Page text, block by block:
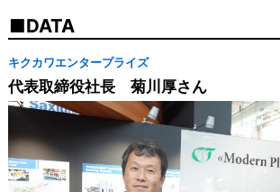
DATA
キクカワエンタープライズ
代表取締役社長 菊川厚さん